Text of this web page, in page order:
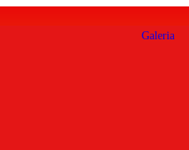
Galeria